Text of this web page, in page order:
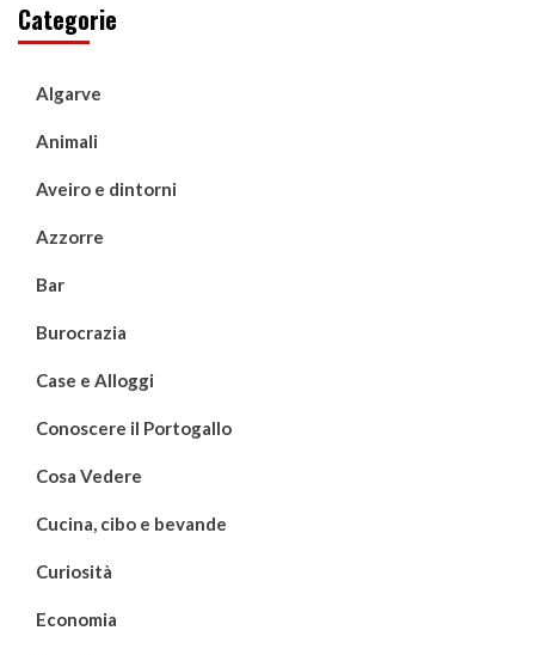
Categorie
Algarve
Animali
Aveiro e dintorni
Azzorre
Bar
Burocrazia
Case e Alloggi
Conoscere il Portogallo
Cosa Vedere
Cucina, cibo e bevande
Curiosità
Economia